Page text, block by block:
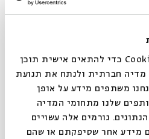
אנחנו משתמשים בקובצי Cookie כדי להתאים אישית תוכן
מדיה חברתית ולנתח את תנועת
משתפים מידע על אופן
שלנו מתחומי המדיה
גורמים אלה עשויים
מידע אחר שסיפקתם או שהם
לי. האמת היא שרציתי להגיע עם
איכשהו, אי אפשר היה לתפוס